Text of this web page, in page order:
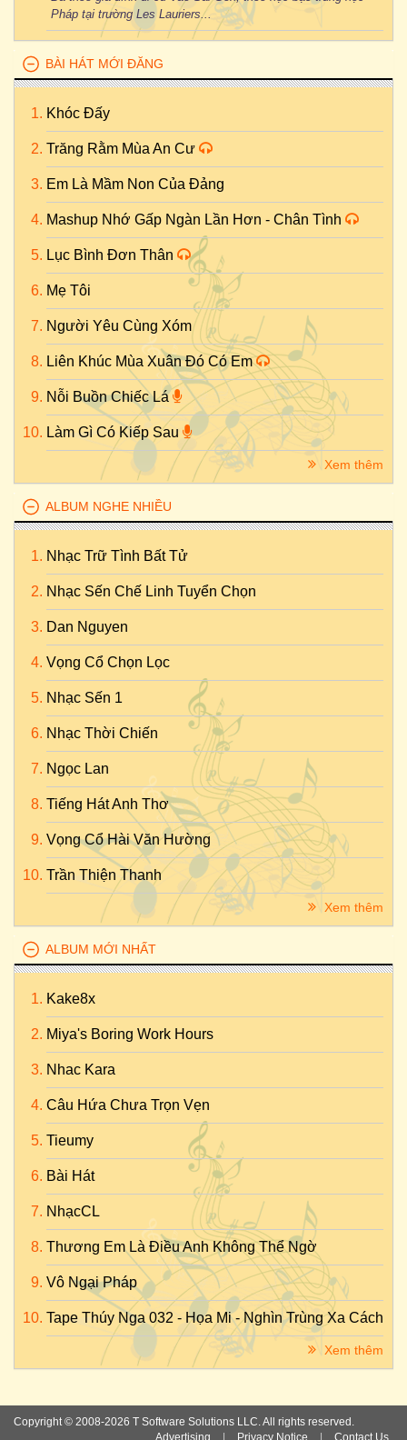
Pháp tại trường Les Lauriers...
BÀI HÁT MỚI ĐĂNG
Khóc Đấy
Trăng Rằm Mùa An Cư
Em Là Mầm Non Của Đảng
Mashup Nhớ Gấp Ngàn Lần Hơn - Chân Tình
Lục Bình Đơn Thân
Mẹ Tôi
Người Yêu Cùng Xóm
Liên Khúc Mùa Xuân Đó Có Em
Nỗi Buồn Chiếc Lá
Làm Gì Có Kiếp Sau
Xem thêm
ALBUM NGHE NHIỀU
Nhạc Trữ Tình Bất Tử
Nhạc Sến Chế Linh Tuyển Chọn
Dan Nguyen
Vọng Cổ Chọn Lọc
Nhạc Sến 1
Nhạc Thời Chiến
Ngọc Lan
Tiếng Hát Anh Thơ
Vọng Cổ Hài Văn Hường
Trần Thiện Thanh
Xem thêm
ALBUM MỚI NHẤT
Kake8x
Miya's Boring Work Hours
Nhac Kara
Câu Hứa Chưa Trọn Vẹn
Tieumy
Bài Hát
NhạcCL
Thương Em Là Điều Anh Không Thể Ngờ
Vô Ngại Pháp
Tape Thúy Nga 032 - Họa Mi - Nghìn Trùng Xa Cách
Xem thêm
Copyright © 2008-2026 T Software Solutions LLC. All rights reserved.
Advertising
Privacy Notice Contact Us